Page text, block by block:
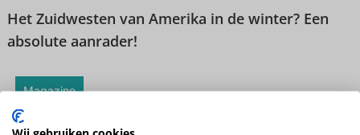
Het Zuidwesten van Amerika in de winter? Een
absolute aanrader!
Magazine